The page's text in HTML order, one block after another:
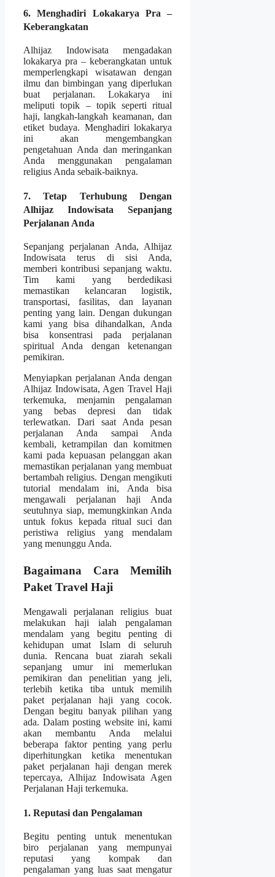
6. Menghadiri Lokakarya Pra –
Keberangkatan
Alhijaz Indowisata mengadakan
lokakarya pra – keberangkatan untuk
memperlengkapi wisatawan dengan
ilmu dan bimbingan yang diperlukan
buat perjalanan. Lokakarya ini
meliputi topik – topik seperti ritual
haji, langkah-langkah keamanan, dan
etiket budaya. Menghadiri lokakarya
ini akan mengembangkan
pengetahuan Anda dan meringankan
Anda menggunakan pengalaman
religius Anda sebaik-baiknya.
7. Tetap Terhubung Dengan
Alhijaz Indowisata Sepanjang
Perjalanan Anda
Sepanjang perjalanan Anda, Alhijaz
Indowisata terus di sisi Anda,
memberi kontribusi sepanjang waktu.
Tim kami yang berdedikasi
memastikan kelancaran logistik,
transportasi, fasilitas, dan layanan
penting yang lain. Dengan dukungan
kami yang bisa dihandalkan, Anda
bisa konsentrasi pada perjalanan
spiritual Anda dengan ketenangan
pemikiran.
Menyiapkan perjalanan Anda dengan
Alhijaz Indowisata, Agen Travel Haji
terkemuka, menjamin pengalaman
yang bebas depresi dan tidak
terlewatkan. Dari saat Anda pesan
perjalanan Anda sampai Anda
kembali, ketrampilan dan komitmen
kami pada kepuasan pelanggan akan
memastikan perjalanan yang membuat
bertambah religius. Dengan mengikuti
tutorial mendalam ini, Anda bisa
mengawali perjalanan haji Anda
seutuhnya siap, memungkinkan Anda
untuk fokus kepada ritual suci dan
peristiwa religius yang mendalam
yang menunggu Anda.
Bagaimana Cara Memilih
Paket Travel Haji
Mengawali perjalanan religius buat
melakukan haji ialah pengalaman
mendalam yang begitu penting di
kehidupan umat Islam di seluruh
dunia. Rencana buat ziarah sekali
sepanjang umur ini memerlukan
pemikiran dan penelitian yang jeli,
terlebih ketika tiba untuk memilih
paket perjalanan haji yang cocok.
Dengan begitu banyak pilihan yang
ada. Dalam posting website ini, kami
akan membantu Anda melalui
beberapa faktor penting yang perlu
diperhitungkan ketika menentukan
paket perjalanan haji dengan merek
tepercaya, Alhijaz Indowisata Agen
Perjalanan Haji terkemuka.
1. Reputasi dan Pengalaman
Begitu penting untuk menentukan
biro perjalanan yang mempunyai
reputasi yang kompak dan
pengalaman yang luas saat mengatur